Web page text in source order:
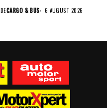
reuniunea online...
DECARGO & BUS 6 AUGUST 2026